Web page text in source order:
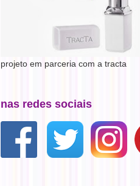
projeto em parceria com a tracta
nas redes sociais